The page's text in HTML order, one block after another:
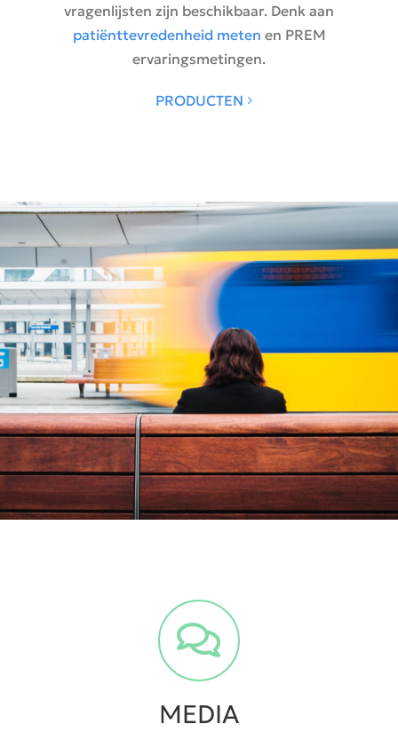
vragenlijsten zijn beschikbaar. Denk aan
patiënttevredenheid meten en PREM
ervaringsmetingen.
PRODUCTEN
MEDIA